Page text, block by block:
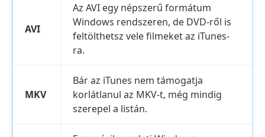
AVI
Az AVI egy népszerű formátum
Windows rendszeren, de DVD-ről is
feltölthetsz vele filmeket az iTunes-
ra.
MKV
Bár az iTunes nem támogatja
korlátlanul az MKV-t, még mindig
szerepel a listán.